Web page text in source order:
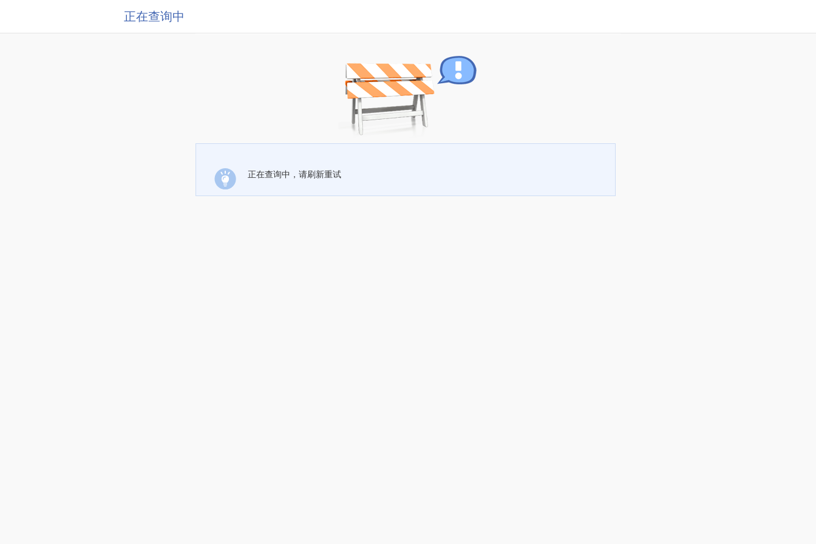
正在查询中
正在查询中，请刷新重试